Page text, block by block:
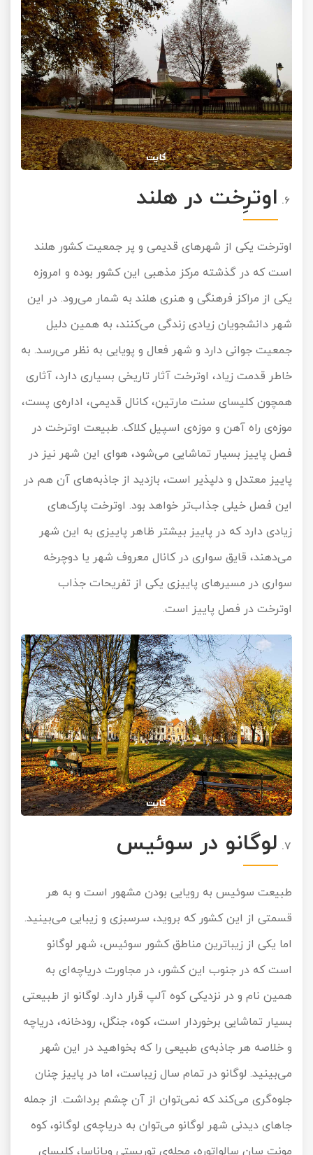
اوترِخت در هلند
اوترخت یکی از شهرهای قدیمی و پر جمعیت کشور هلند
است که در گذشته مرکز مذهبی این کشور بوده و امروزه
یکی از مراکز فرهنگی و هنری هلند به شمار می‌رود. در این
شهر دانشجویان زیادی زندگی می‌کنند، به همین دلیل
جمعیت جوانی دارد و شهر فعال و پویایی به نظر می‌رسد. به
خاطر قدمت زیاد، اوترخت آثار تاریخی بسیاری دارد، آثاری
همچون کلیسای سنت مارتین، کانال قدیمی، اداره‌ی پست،
موزه‌ی راه آهن و موزه‌ی اسپیل کلاک. طبیعت اوترخت در
فصل پاییز بسیار تماشایی می‌شود، هوای این شهر نیز در
پاییز معتدل و دلپذیر است، بازدید از جاذبه‌های آن هم در
این فصل خیلی جذاب‌تر خواهد بود. اوترخت پارک‌های
زیادی دارد که در پاییز بیشتر ظاهر پاییزی به این شهر
می‌دهند، قایق سواری در کانال معروف شهر یا دوچرخه
سواری در مسیرهای پاییزی یکی از تفریحات جذاب
اوترخت در فصل پاییز است.
لوگانو در سوئیس
طبیعت سوئیس به رویایی بودن مشهور است و به هر
قسمتی از این کشور که بروید، سرسبزی و زیبایی می‌بینید.
اما یکی از زیباترین مناطق کشور سوئیس، شهر لوگانو
است که در جنوب این کشور، در مجاورت دریاچه‌ای به
همین نام و در نزدیکی کوه آلپ قرار دارد. لوگانو از طبیعتی
بسیار تماشایی برخوردار است، کوه، جنگل، رودخانه، دریاچه
و خلاصه هر جاذبه‌ی طبیعی را که بخواهید در این شهر
می‌بینید. لوگانو در تمام سال زیباست، اما در پاییز چنان
جلوه‌گری می‌کند که نمی‌توان از آن چشم برداشت. از جمله
جاهای دیدنی شهر لوگانو می‌توان به دریاچه‌ی لوگانو، کوه
مونت سان سالواتوره، محله‌ی توریستی ویاناسا، کلیسای